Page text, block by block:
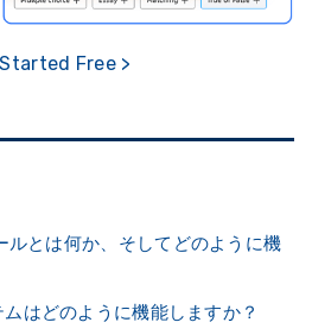
Free >
とは何か、そしてどのように機
はどのように機能しますか？